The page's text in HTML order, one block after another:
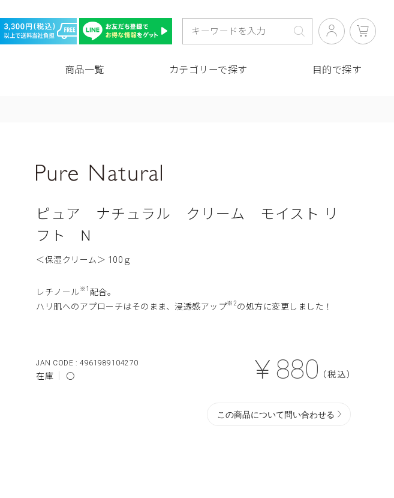
商品一覧 カテゴリーで探す 目的で探す
ピュア ナチュラル クリーム モイスト リ
フト N
￥880 （税込）
4961989104270
在庫 〇
＜保湿クリーム＞ 100ｇ
レチノール※1 配合。
ハリ肌へのアプローチはそのまま、浸透感アップ※2の処方に変更しました！
この商品について問い合わせる